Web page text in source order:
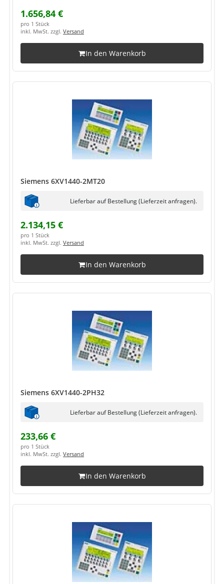
1.656,84 €
pro 1 Stück
inkl. MwSt. zzgl. Versand
In den Warenkorb
Siemens 6XV1440-2MT20
Lieferbar auf Bestellung (Lieferzeit anfragen).
2.134,15 €
pro 1 Stück
inkl. MwSt. zzgl. Versand
In den Warenkorb
Siemens 6XV1440-2PH32
Lieferbar auf Bestellung (Lieferzeit anfragen).
233,66 €
pro 1 Stück
inkl. MwSt. zzgl. Versand
In den Warenkorb